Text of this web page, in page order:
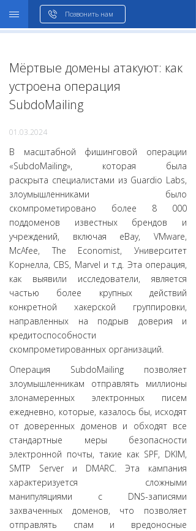
Позвонить нам
Мёртвые домены атакуют: как
устроена операция
SubdoMailing
01.03.2024
В масштабной фишинговой операции
«SubdoMailing», которая была
раскрыта специалистами из Guardio Labs,
злоумышленниками было
скомпрометировано более 8 000
поддоменов известных брендов и
учреждений, включая eBay, VMware,
McAfee, The Economist, Университет
Корнелла, CBS, Marvel и т.д. Эта операция,
как выявили исследователи, является
частью более крупных действий
конкретной хакерской группировки,
направленных на подрыв доверия и
кредитоспособности
скомпрометированных организаций.
Операция SubdoMailing позволяет
злоумышленникам отправлять миллионы
злонамеренных электронных писем
ежедневно, которые, казалось бы, исходят
от доверенных доменов и обходят все
стандартные меры безопасности
электронной почты, такие как SPF, DKIM,
SMTP Server и DMARC. Эта кампания
характеризуется сложными
манипуляциями с DNS-записями
захваченных доменов, что позволяет
отправлять спам и вредоносные